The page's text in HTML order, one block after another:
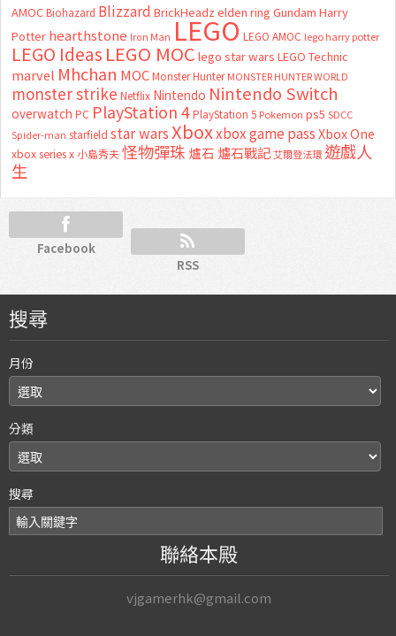
AMOC Biohazard Blizzard BrickHeadz elden ring Gundam Harry
Potter hearthstone Iron Man LEGO LEGO AMOC lego harry potter
LEGO Ideas LEGO MOC lego star wars LEGO Technic
marvel Mhchan MOC Monster Hunter MONSTER HUNTER WORLD
monster strike Netflix Nintendo Nintendo Switch
overwatch PC PlayStation 4 PlayStation 5 Pokemon ps5 SDCC
Spider-man starfield star warsXboxxbox game passXbox One
xbox series x 小島秀夫怪物彈珠 爐石 爐石戰記艾爾登法環 遊戲人
生
Facebook
RSS
搜尋
月份
分類
搜尋
聯絡本殿
vjgamerhk@gmail.com